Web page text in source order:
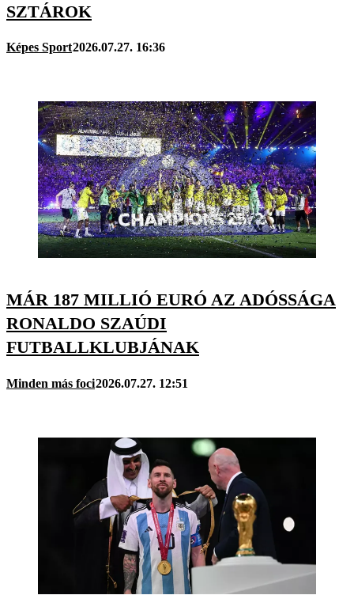
SZTÁROK
Képes Sport2026.07.27. 16:36
MÁR 187 MILLIÓ EURÓ AZ ADÓSSÁGA
RONALDO SZAÚDI
FUTBALLKLUBJÁNAK
Minden más foci2026.07.27. 12:51